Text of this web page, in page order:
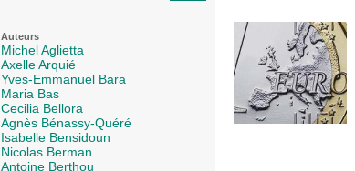
Auteurs
Michel Aglietta
Axelle Arquié
Yves-Emmanuel Bara
Maria Bas
Cecilia Bellora
Agnès Bénassy-Quéré
Isabelle Bensidoun
Nicolas Berman
Antoine Berthou